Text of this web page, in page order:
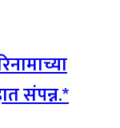
संपन्न.*